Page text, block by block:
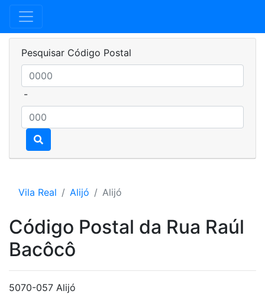
Pesquisar Código Postal
-
Vila Real Alijó Alijó
Código Postal da Rua Raúl
Bacôcô
5070-057 Alijó